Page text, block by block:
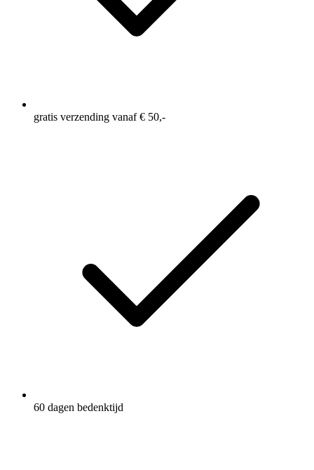
gratis verzending vanaf € 50,-
60 dagen bedenktijd